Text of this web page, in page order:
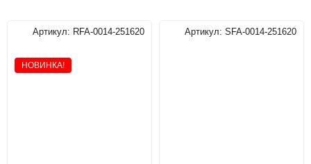
Артикул: RFA-0014-251620
НОВИНКА!
Артикул: SFA-0014-251620